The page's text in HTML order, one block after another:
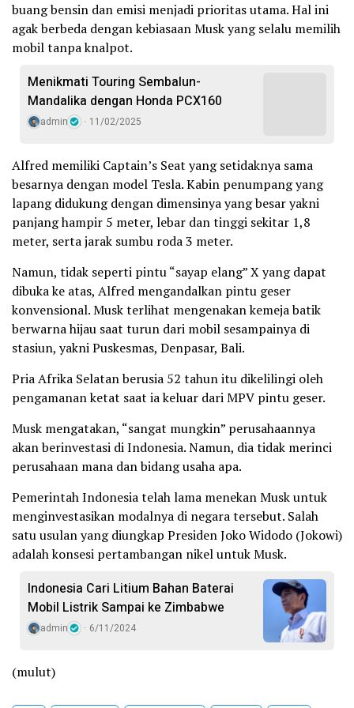
buang bensin dan emisi menjadi prioritas utama. Hal ini
agak berbeda dengan kebiasaan Musk yang selalu memilih
mobil tanpa knalpot.
Menikmati Touring Sembalun-
Mandalika dengan Honda PCX160
admin 11/02/2025
Alfred memiliki Captain’s Seat yang setidaknya sama
besarnya dengan model Tesla. Kabin penumpang yang
lapang didukung dengan dimensinya yang besar yakni
panjang hampir 5 meter, lebar dan tinggi sekitar 1,8
meter, serta jarak sumbu roda 3 meter.
Namun, tidak seperti pintu “sayap elang” X yang dapat
dibuka ke atas, Alfred mengandalkan pintu geser
konvensional. Musk terlihat mengenakan kemeja batik
berwarna hijau saat turun dari mobil sesampainya di
stasiun, yakni Puskesmas, Denpasar, Bali.
Pria Afrika Selatan berusia 52 tahun itu dikelilingi oleh
pengamanan ketat saat ia keluar dari MPV pintu geser.
Musk mengatakan, “sangat mungkin” perusahaannya
akan berinvestasi di Indonesia. Namun, dia tidak merinci
perusahaan mana dan bidang usaha apa.
Pemerintah Indonesia telah lama menekan Musk untuk
menginvestasikan modalnya di negara tersebut. Salah
satu usulan yang diungkap Presiden Joko Widodo (Jokowi)
adalah konsesi pertambangan nikel untuk Musk.
Indonesia Cari Litium Bahan Baterai
Mobil Listrik Sampai ke Zimbabwe
admin 6/11/2024
(mulut)